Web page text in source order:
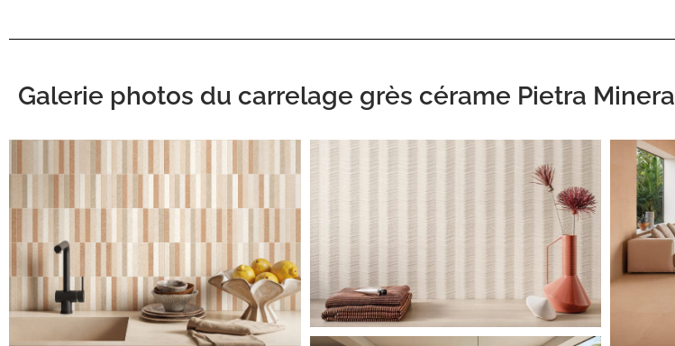
Galerie photos du carrelage grès cérame Pietra Minera